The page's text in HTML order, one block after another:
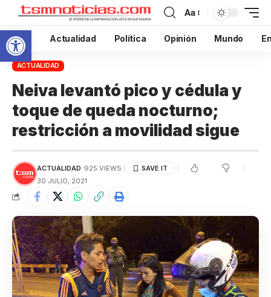
Abrir barra de herramientas
Aa
Inicio Actualidad Política Opinión Mundo
ACTUALIDAD
Neiva levantó pico y cédula y
toque de queda nocturno;
restricción a movilidad sigue
ACTUALIDAD 925 VIEWS
30 JULIO, 2021